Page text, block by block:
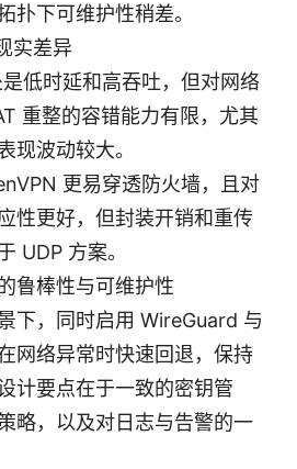
扑下可维护性稍差。
实差异
低时延和高吞吐，但对网络
重整的容错能力有限，尤其
现波动较大。
更易穿透防火墙，且对
性更好，但封装开销和重传
UDP 方案。
鲁棒性与可维护性
下，同时启用 WireGuard 与
网络异常时快速回退，保持
计要点在于一致的密钥管
略，以及对日志与告警的一